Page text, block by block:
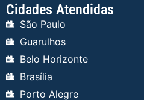
Cidades Atendidas
São Paulo
Guarulhos
Belo Horizonte
Brasília
Porto Alegre